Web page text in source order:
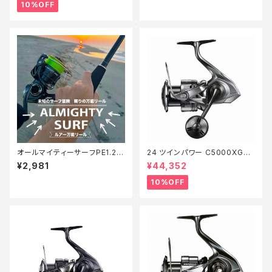
10%OFF
オールマイティーサーフPE1.2 2
00m【Tオリ】
¥2,981
24 ツインパワー C5000XG
【継続セール_リール】【10】
¥44,352
10%OFF